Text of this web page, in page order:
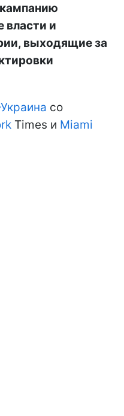
власти и
выходящие за
со
Times и Miami